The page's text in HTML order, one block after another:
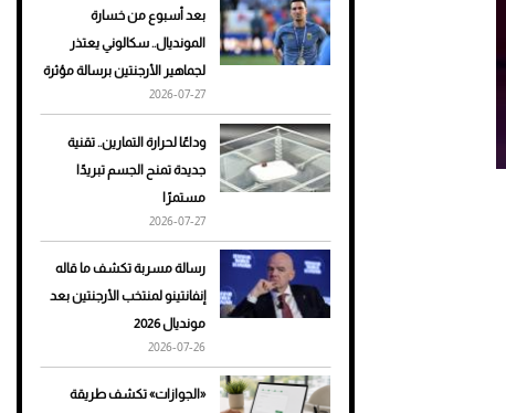
تمنحك فخامة استثنائية
هوى الأبطال
أفضل تدريج للشعر الطويل
لإطلالة جريئة وعصرية
للرجال
بعد أسبوع من خسارة
المونديال.. سكالوني يعتذر
لجماهير الأرجنتين برسالة مؤثرة
2026-07-27
وداعًا لحرارة التمارين.. تقنية
جديدة تمنح الجسم تبريدًا
مستمرًا
2026-07-27
رسالة مسربة تكشف ما قاله
إنفانتينو لمنتخب الأرجنتين بعد
مونديال 2026
2026-07-26
«الجوازات» تكشف طريقة